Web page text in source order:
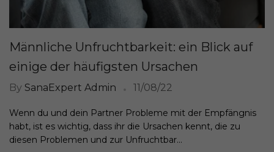
Männliche Unfruchtbarkeit: ein Blick auf
einige der häufigsten Ursachen
By SanaExpert Admin 11/08/22
Wenn du und dein Partner Probleme mit der Empfängnis
habt, ist es wichtig, dass ihr die Ursachen kennt, die zu
diesen Problemen und zur Unfruchtbar...